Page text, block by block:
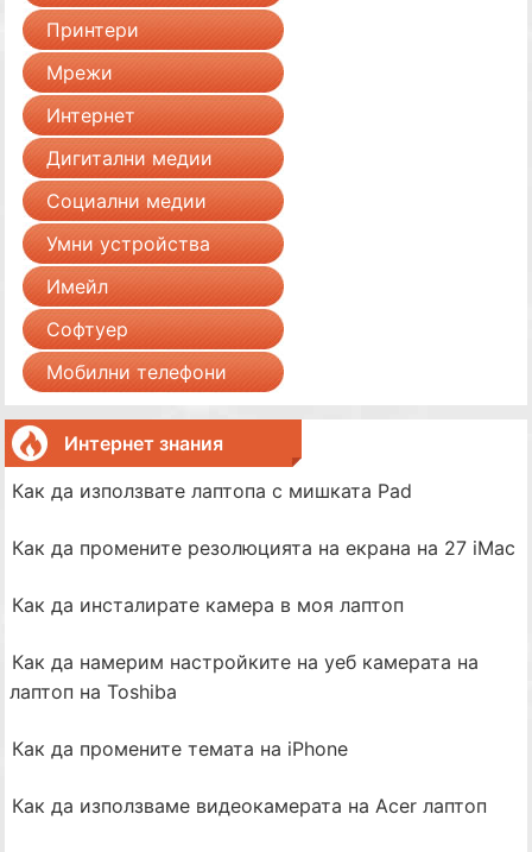
Принтери
Мрежи
Интернет
Дигитални медии
Социални медии
Умни устройства
Имейл
Софтуер
Мобилни телефони
Интернет знания
Как да използвате лаптопа с мишката Pad
Как да промените резолюцията на екрана на 27 iMac
Как да инсталирате камера в моя лаптоп
Как да намерим настройките на уеб камерата на
лаптоп на Toshiba
Как да промените темата на iPhone
Как да използваме видеокамерата на Acer лаптоп